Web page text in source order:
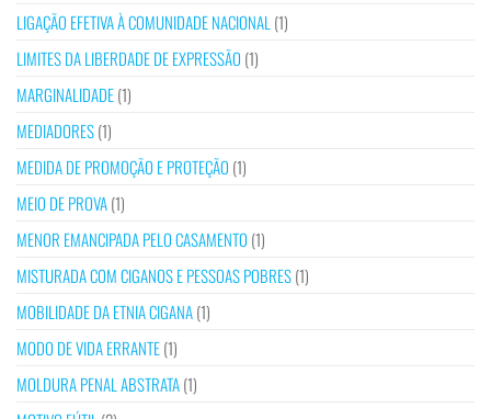
LIGAÇÃO EFETIVA À COMUNIDADE NACIONAL(1)
LIMITES DA LIBERDADE DE EXPRESSÃO (1)
MARGINALIDADE(1)
MEDIADORES(1)
MEDIDA DE PROMOÇÃO E PROTEÇÃO (1)
MEIO DE PROVA(1)
MENOR EMANCIPADA PELO CASAMENTO (1)
MISTURADA COM CIGANOS E PESSOAS POBRES(1)
MOBILIDADE DA ETNIA CIGANA(1)
MODO DE VIDA ERRANTE(1)
MOLDURA PENAL ABSTRATA(1)